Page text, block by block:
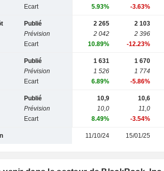
Ecart
5.93%
-3.63%
Publié
Prévision
Ecart
2 265
2 042
10.89%
2 103
2 396
-12.23%
Publié
Prévision
Ecart
1 631
1 526
6.89%
1 670
1 774
-5.86%
Publié
Prévision
Ecart
10,9
10,0
8.49%
10,6
11,0
-3.54%
11/10/24 15/01/25